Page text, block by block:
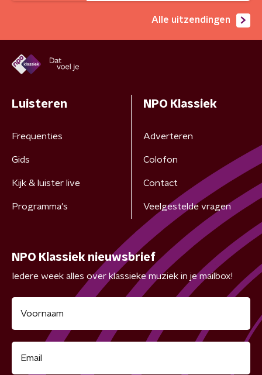
Alle uitzendingen
Luisteren
Frequenties
Gids
Kijk & luister live
Programma's
NPO Klassiek
Adverteren
Colofon
Contact
Veelgestelde vragen
NPO Klassiek nieuwsbrief
Iedere week alles over klassieke muziek in je mailbox!